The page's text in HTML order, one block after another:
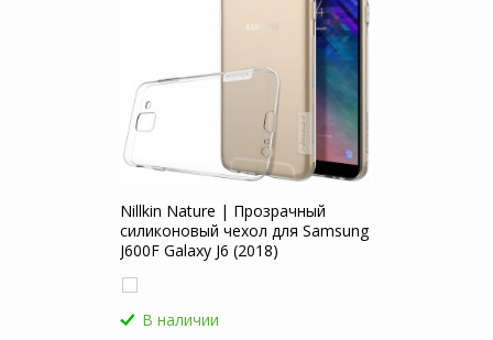
Nillkin Nature | Прозрачный
силиконовый чехол для Samsung
J600F Galaxy J6 (2018)
В наличии